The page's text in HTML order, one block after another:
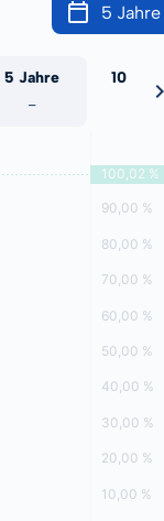
5 Jahre
5 Jahre
-
10 Jahre